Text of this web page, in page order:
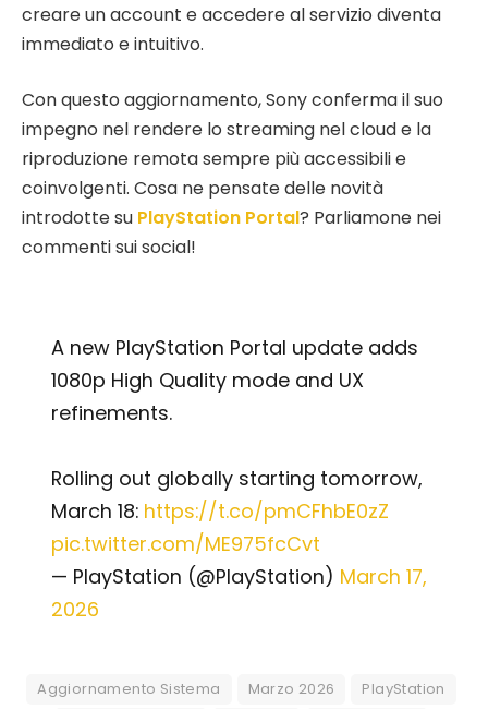
creare un account e accedere al servizio diventa
immediato e intuitivo.
Con questo aggiornamento, Sony conferma il suo
impegno nel rendere lo streaming nel cloud e la
riproduzione remota sempre più accessibili e
coinvolgenti. Cosa ne pensate delle novità
introdotte su PlayStation Portal? Parliamone nei
commenti sui social!
A new PlayStation Portal update adds
1080p High Quality mode and UX
refinements.
Rolling out globally starting tomorrow,
March 18: https://t.co/pmCFhbE0zZ
pic.twitter.com/ME975fcCvt
— PlayStation (@PlayStation) March 17,
2026
Aggiornamento Sistema Marzo 2026
PlayStation